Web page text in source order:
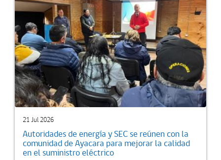
21 Jul 2026
Autoridades de energía y SEC se reúnen con la
comunidad de Ayacara para mejorar la calidad
en el suministro eléctrico